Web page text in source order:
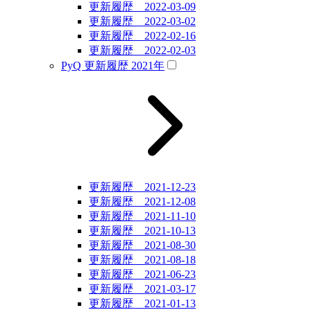
更新履歴 2022-03-09
更新履歴 2022-03-02
更新履歴 2022-02-16
更新履歴 2022-02-03
PyQ 更新履歴 2021年
更新履歴 2021-12-23
更新履歴 2021-12-08
更新履歴 2021-11-10
更新履歴 2021-10-13
更新履歴 2021-08-30
更新履歴 2021-08-18
更新履歴 2021-06-23
更新履歴 2021-03-17
更新履歴 2021-01-13